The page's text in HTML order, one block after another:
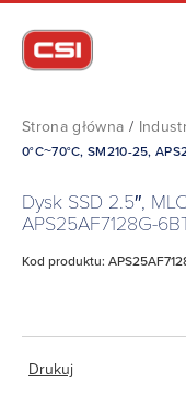
Strona główna /
0°C~70°C, SM210-25,
Dysk SSD 2.5″,
APS25AF7128G-
Kod produktu:
Drukuj